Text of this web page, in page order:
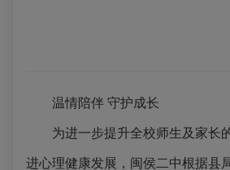
温情陪伴 守护成长
为进一步提升全校师生及家长
进心理健康发展， 闽侯二中根据县